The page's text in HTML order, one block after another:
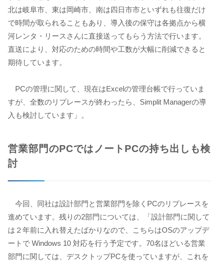
北は岐阜市、東は岡崎市、南は四日市市といずれも往復だけ
で時間が取られることもあり、導入後の保守は各拠点から横
河レンタ・リースさんに直接送ってもらう方法で行います。
直送により、対応のための時間や工数が大幅に削減できると
期待しています。
PCの管理に関して、現在はExcelの管理台帳で行っていま
すが、全数のリプレースが終わったら、Simplit Managerの導
入も検討しています」。
営業部門のPCではノートPCの持ち出しも検
討
今回、同社は設計部門と営業部門を除くPCのリプレースを
進めています。残りの2部門については、「設計部門に関して
は２年前に入れ替えたばかりなので、こちらはOSのアップデ
ートで Windows 10 対応を行う予定です。70名ほどいる営業
部門に関しては、デスクトップPCを使っていますが、これを